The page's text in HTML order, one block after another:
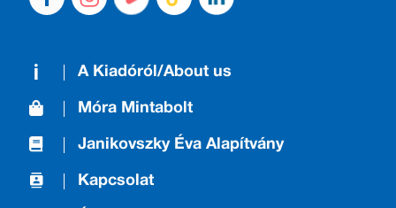
A Kiadóról/About us
Móra Mintabolt
Janikovszky Éva Alapítvány
Kapcsolat